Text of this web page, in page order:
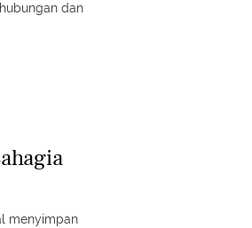
dan
menyimpan